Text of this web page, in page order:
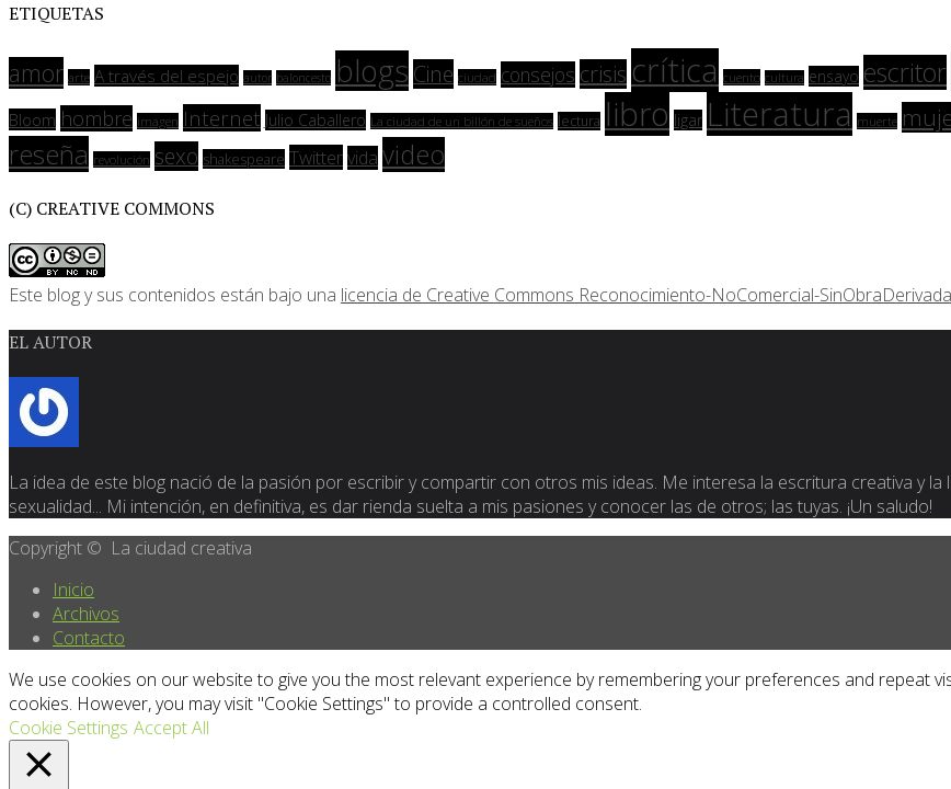
ETIQUETAS
amor arte A través del espejo autor baloncesto blogs Cine ciudad consejos crisis crítica cuento cultura ensayo escritor
Bloom hombre imagen Internet Julio Caballero La ciudad de un billón de sueños lectura libro ligar Literatura muerte
reseña revolución sexo shakespeare Twittervida video
(C) CREATIVE COMMONS
Este blog y sus contenidos están bajo una licencia de Creative Commons Reconocimiento-NoComercial-
EL AUTOR
La idea de este blog nació de la pasión por escribir y compartir con otros mis ideas. Me interesa la escritura creativa y
sexualidad... Mi intención, en definitiva, es dar rienda suelta a mis pasiones y conocer las de otros; las tuyas. ¡Un saludo!
Copyright © La ciudad creativa
Inicio
Archivos
Contacto
We use cookies on our website to give you the most relevant experience by remembering your preferences and repeat
cookies. However, you may visit "Cookie Settings" to provide a controlled consent.
Cookie Settings Accept All